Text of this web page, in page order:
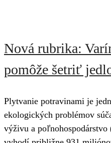
Nová rubrika:
pomôže šetriť
Plytvanie potravinami je
ekologických problémov
výživu a poľnohospodárstvo